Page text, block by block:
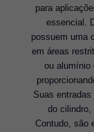
para
essencial.
possuem uma
em áreas
ou alumínio
Suas
do cilindro,
Contudo, são